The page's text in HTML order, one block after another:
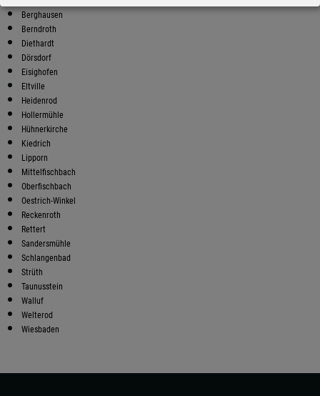
Berghausen
Berndroth
Diethardt
Dörsdorf
Eisighofen
Eltville
Heidenrod
Hollermühle
Hühnerkirche
Kiedrich
Lipporn
Mittelfischbach
Oberfischbach
Oestrich-Winkel
Reckenroth
Rettert
Sandersmühle
Schlangenbad
Strüth
Taunusstein
Walluf
Welterod
Wiesbaden